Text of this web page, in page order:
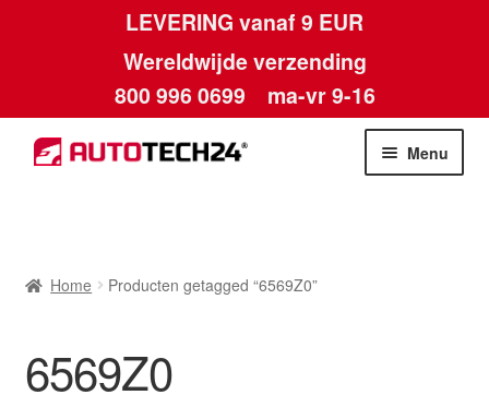
LEVERING vanaf 9 EUR
Wereldwijde verzending
800 996 0699 ma-vr 9-16
Ga
door
Ga
naar
Menu
Betalingen
Home Producten getagged “6569Z0”
6569Z0